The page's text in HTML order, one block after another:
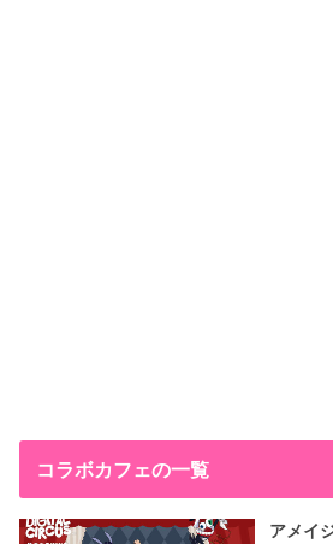
コラボカフェの一覧
アメイ